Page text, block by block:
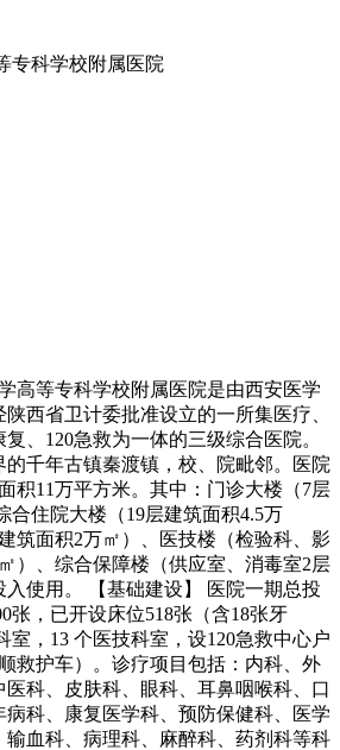
专科学校附属医院
高等专科学校附属医院是由西安医学
西省卫计委批准设立的一所集医疗、
、120急救为一体的三级综合医院。
的千年古镇秦渡镇，校、院毗邻。医院
积11万平方米。其中：门诊大楼（7层
合住院大楼（19层建筑面积4.5万
筑面积2万㎡）、医技楼（检验科、影
）、综合保障楼（供应室、消毒室2层
入使用。 【基础建设】 医院一期总投
张，已开设床位518张（含18张牙
室，13 个医技科室，设120急救中心户
救护车）。诊疗项目包括：内科、外
科、皮肤科、眼科、耳鼻咽喉科、口
科、康复医学科、预防保健科、医学
血科、病理科、麻醉科、药剂科等科